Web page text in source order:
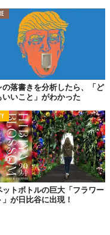
はずだ。
の落書きを分析したら、「ど
いいこと」がわかった
ットボトルの巨大「フラワー
」が日比谷に出現！